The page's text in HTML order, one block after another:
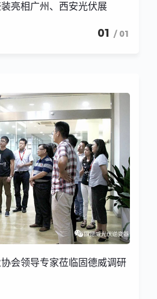
亮相广州、西安光伏展
01 / 01
会领导专家莅临固德威调研